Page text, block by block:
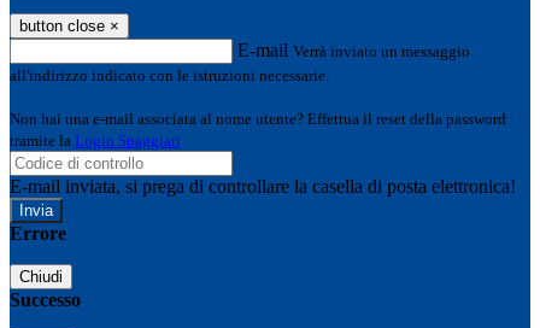
button close ×
E-mail Verrà inviato un messaggio
all'indirizzo indicato con le istruzioni necessarie.
Non hai una e-mail associata al nome utente? Effettua il reset della password
tramite la Login Spaggiari
E-mail inviata, si prega di controllare la casella di posta elettronica!
Errore
Chiudi
Successo